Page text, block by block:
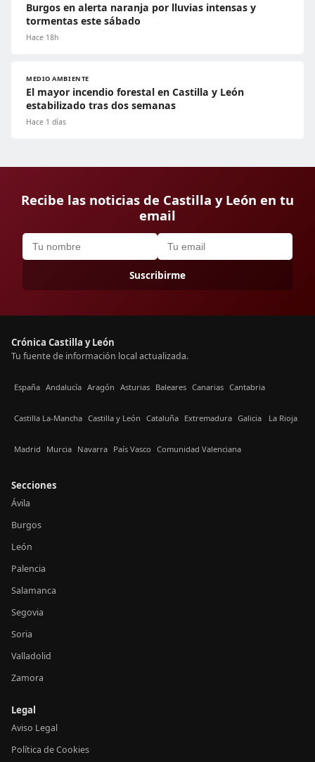
Burgos en alerta naranja por lluvias intensas y
tormentas este sábado
Hace 18h
MEDIO AMBIENTE
El mayor incendio forestal en Castilla y León
estabilizado tras dos semanas
Hace 1 días
Recibe las noticias de Castilla y León en tu
email
Suscribirme
Crónica Castilla y León
Tu fuente de información local actualizada.
España Andalucía Aragón Asturias Baleares Canarias Cantabria
Castilla La-Mancha Castilla y León Cataluña Extremadura Galicia La Rioja
Madrid Murcia Navarra País Vasco Comunidad Valenciana
Secciones
Ávila
Burgos
León
Palencia
Salamanca
Segovia
Soria
Valladolid
Zamora
Legal
Aviso Legal
Política de Cookies